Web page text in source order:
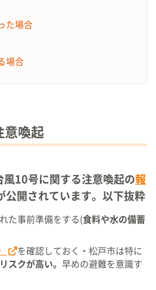
た場合
場合
意喚起
風10号に関する注意喚起の報
公開されています。以下抜粋
た事前準備をする(食料や水の備蓄
を確認しておく・松戸市は特に
スクが高い。 早めの避難を意識す